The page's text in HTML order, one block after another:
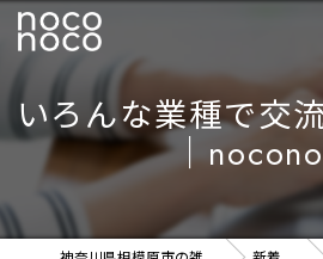
いろんな業種で交
｜